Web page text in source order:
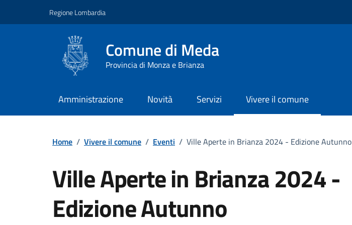
Regione Lombardia
Comune di Meda
Provincia di Monza e Brianza
Amministrazione Novità Servizi Vivere il comune
Home / Vivere il comune / Eventi / Ville Aperte in Brianza 2024 - Edizione Autunno
Ville Aperte in Brianza 2024 -
Edizione Autunno